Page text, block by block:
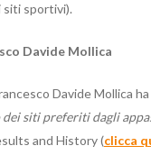
siti sportivi).
Davide Mollica
Davide Mollica
dei siti preferiti dagli
and History (clicca